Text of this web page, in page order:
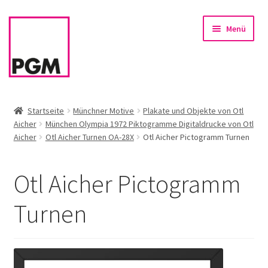
Zur
Zum
Menü
News
Rahmen & Einrahmung
Firmenservice – Kunst für Büro, Praxis, Kanzlei
Referenzen
Startseite Münchner Motive
Plakate und Objekte von Otl
Aicher
München Olympia 1972 Piktogramme Digitaldrucke von Otl
Aicher
Otl Aicher Turnen OA-28X Otl Aicher Pictogramm Turnen
Otl Aicher Pictogramm
Turnen